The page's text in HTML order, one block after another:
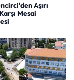
Aşırı
Mesai